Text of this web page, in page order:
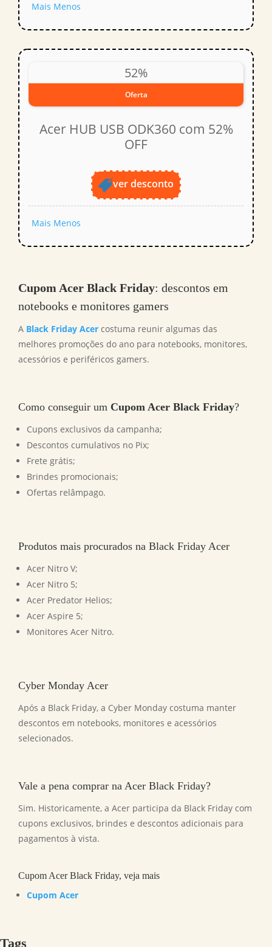
Mais Menos
52%
Oferta
Acer HUB USB ODK360 com 52%
OFF
ver desconto
Mais Menos
Cupom Acer Black Friday: descontos em
notebooks e monitores gamers
A Black Friday Acer costuma reunir algumas das
melhores promoções do ano para notebooks, monitores,
acessórios e periféricos gamers.
Como conseguir um Cupom Acer Black Friday?
Cupons exclusivos da campanha;
Descontos cumulativos no Pix;
Frete grátis;
Brindes promocionais;
Ofertas relâmpago.
Produtos mais procurados na Black Friday Acer
Acer Nitro V;
Acer Nitro 5;
Acer Predator Helios;
Acer Aspire 5;
Monitores Acer Nitro.
Cyber Monday Acer
Após a Black Friday, a Cyber Monday costuma manter
descontos em notebooks, monitores e acessórios
selecionados.
Vale a pena comprar na Acer Black Friday?
Sim. Historicamente, a Acer participa da Black Friday com
cupons exclusivos, brindes e descontos adicionais para
pagamentos à vista.
Cupom Acer Black Friday, veja mais
Cupom Acer
Tags